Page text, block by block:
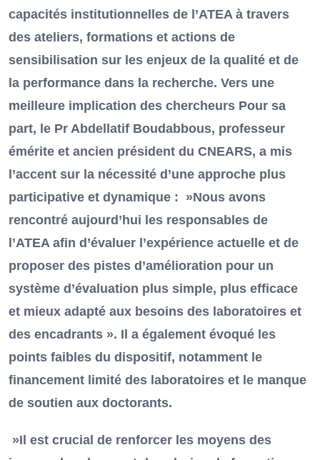
capacités institutionnelles de l’ATEA à travers
des ateliers, formations et actions de
sensibilisation sur les enjeux de la qualité et de
la performance dans la recherche. Vers une
meilleure implication des chercheurs Pour sa
part, le Pr Abdellatif Boudabbous, professeur
émérite et ancien président du CNEARS, a mis
l’accent sur la nécessité d’une approche plus
participative et dynamique : »Nous avons
rencontré aujourd’hui les responsables de
l’ATEA afin d’évaluer l’expérience actuelle et de
proposer des pistes d’amélioration pour un
système d’évaluation plus simple, plus efficace
et mieux adapté aux besoins des laboratoires et
des encadrants ». Il a également évoqué les
points faibles du dispositif, notamment le
financement limité des laboratoires et le manque
de soutien aux doctorants.
»Il est crucial de renforcer les moyens des